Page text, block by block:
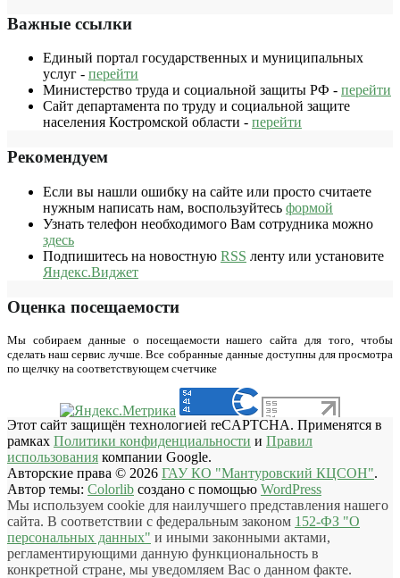
Важные ссылки
Единый портал государственных и муниципальных
услуг - перейти
Министерство труда и социальной защиты РФ - перейти
Сайт департамента по труду и социальной защите
населения Костромской области - перейти
Рекомендуем
Если вы нашли ошибку на сайте или просто считаете
нужным написать нам, воспользуйтесь формой
Узнать телефон необходимого Вам сотрудника можно
здесь
Подпишитесь на новостную RSS ленту или установите
Яндекс.Виджет
Оценка посещаемости
Мы собираем данные о посещаемости нашего сайта для того, чтобы
сделать наш сервис лучше. Все собранные данные доступны для просмотра
по щелчку на соответствующем счетчике
Этот сайт защищён технологией reCAPTCHA. Применятся в
рамках Политики конфиденциальности и Правил
использования компании Google.
Авторские права © 2026 ГАУ КО "Мантуровский КЦСОН".
Автор темы: Colorlib создано с помощью WordPress
Мы используем cookie для наилучшего представления нашего
сайта. В соответствии с федеральным законом 152-ФЗ "О
персональных данных" и иными законными актами,
регламентирующими данную функциональность в
конкретной стране, мы уведомляем Вас о данном факте.